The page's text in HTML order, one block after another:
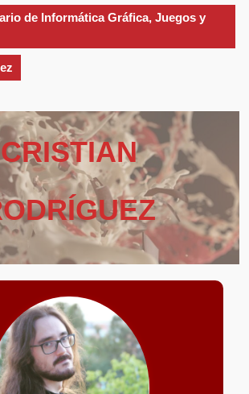
de Informática Gráfica, Juegos y
CRISTIAN